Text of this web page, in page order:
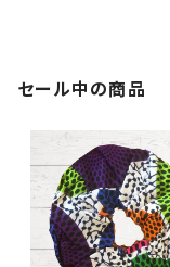
セール中の商品